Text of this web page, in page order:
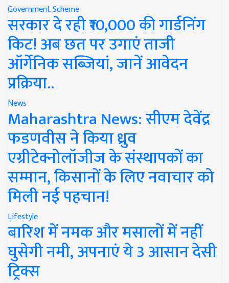
Government Scheme
सरकार दे रही ₹10,000 की गार्डनिंग
किट! अब छत पर उगाएं ताजी
ऑर्गेनिक सब्जियां, जानें आवेदन
प्रक्रिया..
News
Maharashtra News: सीएम देवेंद्र
फडणवीस ने किया ध्रुव
एग्रीटेक्नोलॉजीज के संस्थापकों का
सम्मान, किसानों के लिए नवाचार को
मिली नई पहचान!
Lifestyle
बारिश में नमक और मसालों में नहीं
घुसेगी नमी, अपनाएं ये 3 आसान देसी
ट्रिक्स